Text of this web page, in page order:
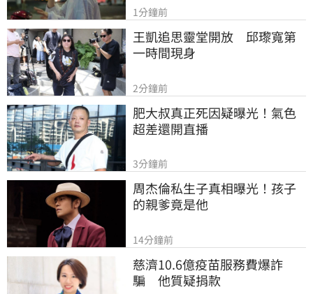
1分鐘前
王凱追思靈堂開放　邱瓈寬第
一時間現身
2分鐘前
肥大叔真正死因疑曝光！氣色
超差還開直播
3分鐘前
周杰倫私生子真相曝光！孩子
的親爹竟是他
14分鐘前
慈濟10.6億疫苗服務費爆詐
騙　他質疑捐款